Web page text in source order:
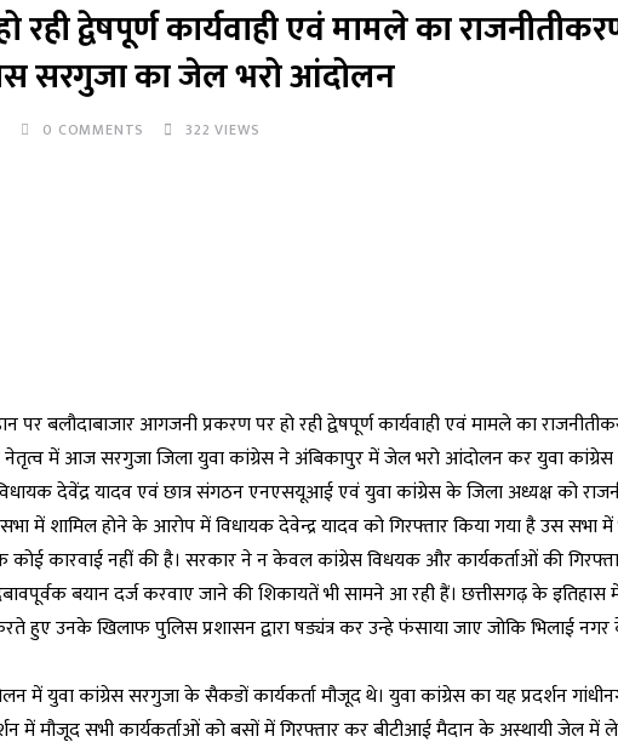
द्वेषपूर्ण कार्यवाही एवं मामले का
सरगुजा का जेल भरो आंदोलन
0 COMMENTS 322 VIEWS
बलौदाबाजार आगजनी प्रकरण पर हो रही द्वेषपूर्ण कार्यवाही एवं मामले का
में आज सरगुजा जिला युवा कांग्रेस ने अंबिकापुर में जेल भरो आंदोलन कर युवा कांग्रेस
विधायक देवेंद्र यादव एवं छात्र संगठन एनएसयूआई एवं युवा कांग्रेस के जिला अध्यक्ष को
में शामिल होने के आरोप में विधायक देवेन्द्र यादव को गिरफ्तार किया गया है उस सभा
कारवाई नहीं की है। सरकार ने न केवल कांग्रेस विधयक और कार्यकर्ताओं की
बयान दर्ज करवाए जाने की शिकायतें भी सामने आ रही हैं। छत्तीसगढ़ के इतिहास
हुए उनके खिलाफ पुलिस प्रशासन द्वारा षड्यंत्र कर उन्हे फंसाया जाए जोकि भिलाई
युवा कांग्रेस सरगुजा के सैकडों कार्यकर्ता मौजूद थे। युवा कांग्रेस का यह प्रदर्शन
में मौजूद सभी कार्यकर्ताओं को बसों में गिरफ्तार कर बीटीआई मैदान के अस्थायी जेल में